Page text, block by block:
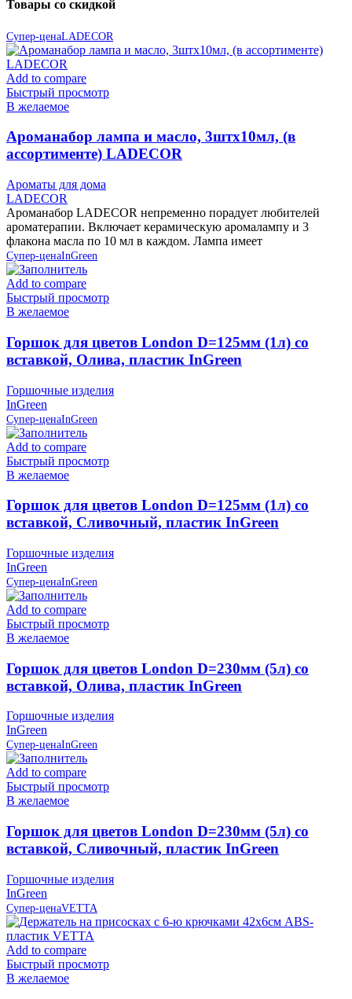
Товары со скидкой
Супер-ценаLADECOR
Add to compare
Быстрый просмотр
В желаемое
Ароманабор лампа и масло, 3штx10мл, (в
ассортименте) LADECOR
Ароматы для дома
LADECOR
Ароманабор LADECOR непременно порадует любителей
ароматерапии. Включает керамическую аромалампу и 3
флакона масла по 10 мл в каждом. Лампа имеет
Супер-ценаInGreen
Add to compare
Быстрый просмотр
В желаемое
Горшок для цветов London D=125мм (1л) со
вставкой, Олива, пластик InGreen
Горшочные изделия
InGreen
Супер-ценаInGreen
Add to compare
Быстрый просмотр
В желаемое
Горшок для цветов London D=125мм (1л) со
вставкой, Сливочный, пластик InGreen
Горшочные изделия
InGreen
Супер-ценаInGreen
Add to compare
Быстрый просмотр
В желаемое
Горшок для цветов London D=230мм (5л) со
вставкой, Олива, пластик InGreen
Горшочные изделия
InGreen
Супер-ценаInGreen
Add to compare
Быстрый просмотр
В желаемое
Горшок для цветов London D=230мм (5л) со
вставкой, Сливочный, пластик InGreen
Горшочные изделия
InGreen
Супер-ценаVETTA
Add to compare
Быстрый просмотр
В желаемое